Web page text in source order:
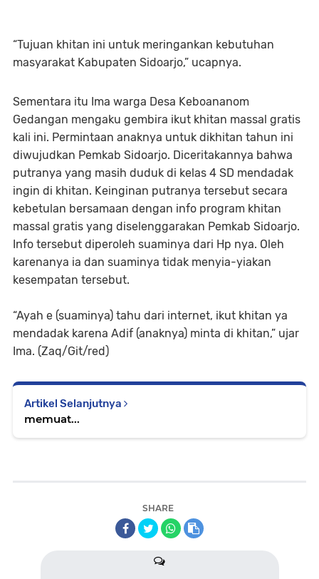
“Tujuan khitan ini untuk meringankan kebutuhan
masyarakat Kabupaten Sidoarjo,” ucapnya.
Sementara itu Ima warga Desa Keboananom
Gedangan mengaku gembira ikut khitan massal gratis
kali ini. Permintaan anaknya untuk dikhitan tahun ini
diwujudkan Pemkab Sidoarjo. Diceritakannya bahwa
putranya yang masih duduk di kelas 4 SD mendadak
ingin di khitan. Keinginan putranya tersebut secara
kebetulan bersamaan dengan info program khitan
massal gratis yang diselenggarakan Pemkab Sidoarjo.
Info tersebut diperoleh suaminya dari Hp nya. Oleh
karenanya ia dan suaminya tidak menyia-yiakan
kesempatan tersebut.
“Ayah e (suaminya) tahu dari internet, ikut khitan ya
mendadak karena Adif (anaknya) minta di khitan,” ujar
Ima. (Zaq/Git/red)
Artikel Selanjutnya
memuat...
SHARE